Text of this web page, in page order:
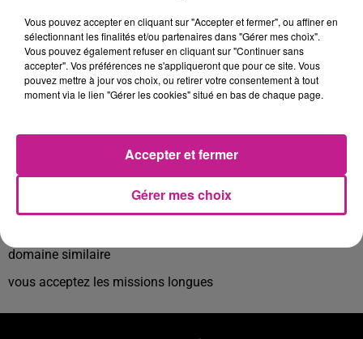
chargement et déchargement de camions
travail sur SAP
Horaires de journée / plages variables 7H30-8H30 et 11H45-
13H45 avec départ possible à 17H
PROFIL RECHERCHÉ
vous êtes titulaire des CACES 1-3-5
domaine similaire
vous acceptez les missions longues
Vous pouvez accepter en cliquant sur "Accepter et fermer", ou affiner en
sélectionnant les finalités et/ou partenaires dans "Gérer mes choix".
Vous pouvez également refuser en cliquant sur "Continuer sans
accepter". Vos préférences ne s'appliqueront que pour ce site. Vous
pouvez mettre à jour vos choix, ou retirer votre consentement à tout
moment via le lien "Gérer les cookies" situé en bas de chaque page.
Gérer mes choix
Accepter et fermer